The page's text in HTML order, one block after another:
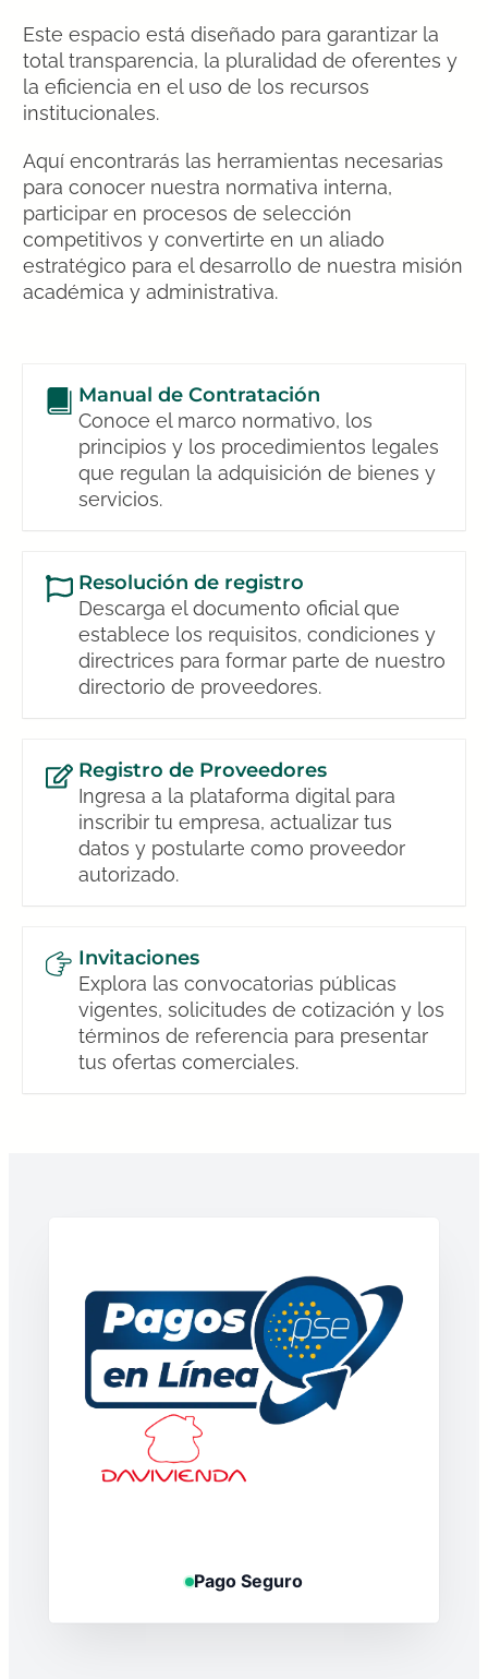
Este espacio está diseñado para garantizar la
total transparencia, la pluralidad de oferentes y
la eficiencia en el uso de los recursos
institucionales.
Aquí encontrarás las herramientas necesarias
para conocer nuestra normativa interna,
participar en procesos de selección
competitivos y convertirte en un aliado
estratégico para el desarrollo de nuestra misión
académica y administrativa.
Manual de Contratación
Conoce el marco normativo, los
principios y los procedimientos legales
que regulan la adquisición de bienes y
servicios.
Resolución de registro
Descarga el documento oficial que
establece los requisitos, condiciones y
directrices para formar parte de nuestro
directorio de proveedores.
Registro de Proveedores
Ingresa a la plataforma digital para
inscribir tu empresa, actualizar tus
datos y postularte como proveedor
autorizado.
Invitaciones
Explora las convocatorias públicas
vigentes, solicitudes de cotización y los
términos de referencia para presentar
tus ofertas comerciales.
Pago Seguro